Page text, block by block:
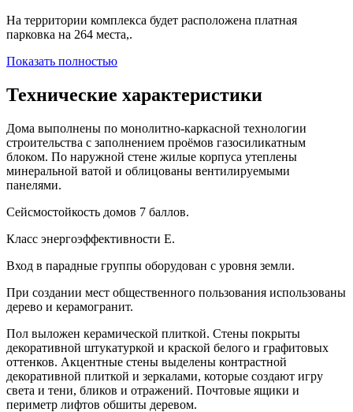
На территории комплекса будет расположена платная
парковка на 264 места,.
Показать полностью
Технические характеристики
Дома выполнены по монолитно-каркасной технологии
строительства с заполнением проёмов газосиликатным
блоком. По наружной стене жилые корпуса утеплены
минеральной ватой и облицованы вентилируемыми
панелями.
Сейсмостойкость домов 7 баллов.
Класс энергоэффективности E.
Вход в парадные группы оборудован с уровня земли.
При создании мест общественного пользования использованы
дерево и керамогранит.
Пол выложен керамической плиткой. Стены покрыты
декоративной штукатуркой и краской белого и графитовых
оттенков. Акцентные стены выделены контрастной
декоративной плиткой и зеркалами, которые создают игру
света и тени, бликов и отражений. Почтовые ящики и
периметр лифтов обшиты деревом.